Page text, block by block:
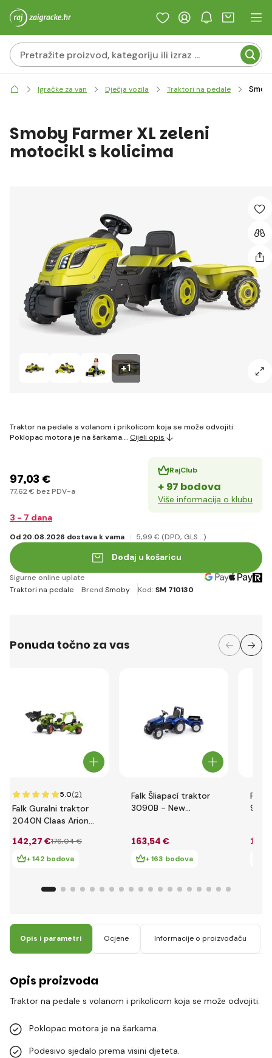
Igračke za van Dječja vozila Traktori na pedale
+1
Smoby Farmer XL zeleni
motocikl s kolicima
Traktor na pedale s volanom i prikolicom koja se može odvojiti.
Poklopac motora je na šarkama.… Cijeli opis
97,03 €
77,62 € bez PDV-a
RajClub
+ 97 bodova
Više informacija o klubu
3 - 7 dana
Od 20.08.2026 dostava k vama 5,99 € (DPD, GLS...)
Dodaj u košaricu
Sigurne online uplate
Traktori na pedale
Brend Smoby Kod: SM 710130
Ponuda točno za vas
5.0(2)
Falk Guralni traktor
2040N Claas Arion
bagerom i prikolicom
142,27 €176,04 €
+ 142 bodova
Falk Šliapací traktor
3090B - New
163,54 €
+ 163 bodova
Falk
173
Opis i parametri Ocjene Informacije o proizvođaču
Opis proizvoda
Traktor na pedale s volanom i prikolicom koja se može odvojiti.
Poklopac motora je na šarkama.
Podesivo sjedalo prema visini djeteta.